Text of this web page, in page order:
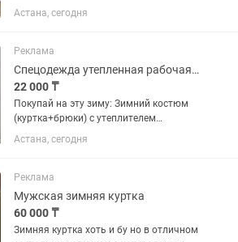
7-8 лет если девочка худенькая. В
хорошем состояний. После химчистки.
рукава и штанишки можно...
Астана, сегодня
Реклама
Спецодежда утепленная рабочая, костюм зимний 52 р-р
22 000 ₸
Покупай на эту зиму: Зимний костюм
(куртка+брюки) с утеплителем
холлофайбер. Теплый, прочный и
удобный. Светоотражающие полосы,
состояние новое, с бирками....
Астана, сегодня
Реклама
Мужская зимняя куртка
60 000 ₸
Зимняя куртка хоть и бу но в отличном